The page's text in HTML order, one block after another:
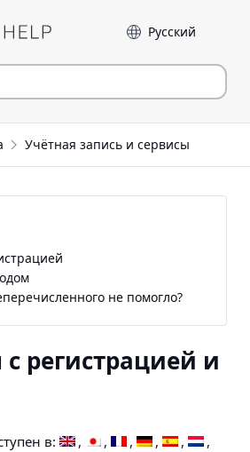
Language
Учётная запись и сервисы
регистрацией и
в:
не помогло?